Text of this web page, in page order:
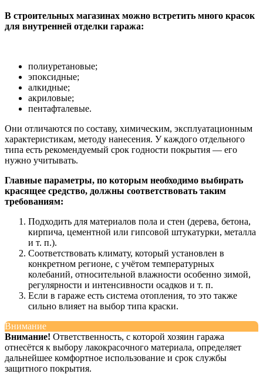
В строительных магазинах можно встретить много красок
для внутренней отделки гаража:
полиуретановые;
эпоксидные;
алкидные;
акриловые;
пентафталевые.
Они отличаются по составу, химическим, эксплуатационным
характеристикам, методу нанесения. У каждого отдельного
типа есть рекомендуемый срок годности покрытия — его
нужно учитывать.
Главные параметры, по которым необходимо выбирать
красящее средство, должны соответствовать таким
требованиям:
Подходить для материалов пола и стен (дерева, бетона,
кирпича, цементной или гипсовой штукатурки, металла
и т. п.).
Соответствовать климату, который установлен в
конкретном регионе, с учётом температурных
колебаний, относительной влажности особенно зимой,
регулярности и интенсивности осадков и т. п.
Если в гараже есть система отопления, то это также
сильно влияет на выбор типа краски.
Внимание
Внимание! Ответственность, с которой хозяин гаража
отнесётся к выбору лакокрасочного материала, определяет
дальнейшее комфортное использование и срок службы
защитного покрытия.